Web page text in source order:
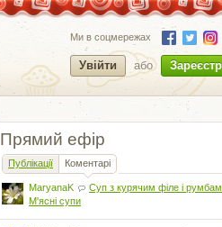
Ми в соцмережах
Увійти або
Прямий ефір
Публікації Коментарі
MaryanaK Суп з курячим філе і
М'ясні супи